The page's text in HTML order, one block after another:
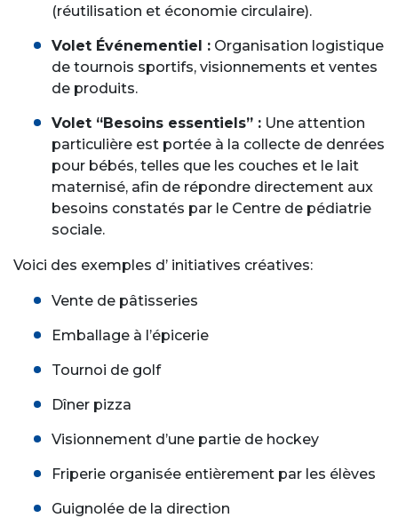
(réutilisation et économie circulaire).
Volet Événementiel : Organisation logistique
de tournois sportifs, visionnements et ventes
de produits.
Volet “Besoins essentiels” : Une attention
particulière est portée à la collecte de denrées
pour bébés, telles que les couches et le lait
maternisé, afin de répondre directement aux
besoins constatés par le Centre de pédiatrie
sociale.
Voici des exemples d’ initiatives créatives:
Vente de pâtisseries
Emballage à l’épicerie
Tournoi de golf
Dîner pizza
Visionnement d’une partie de hockey
Friperie organisée entièrement par les élèves
Guignolée de la direction